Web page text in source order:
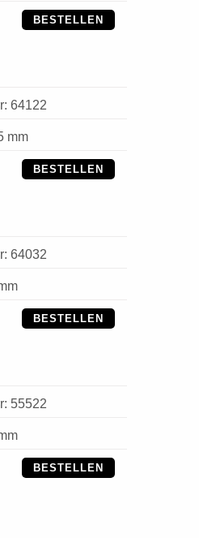
BESTELLEN
64122
mm
BESTELLEN
64032
BESTELLEN
55522
BESTELLEN